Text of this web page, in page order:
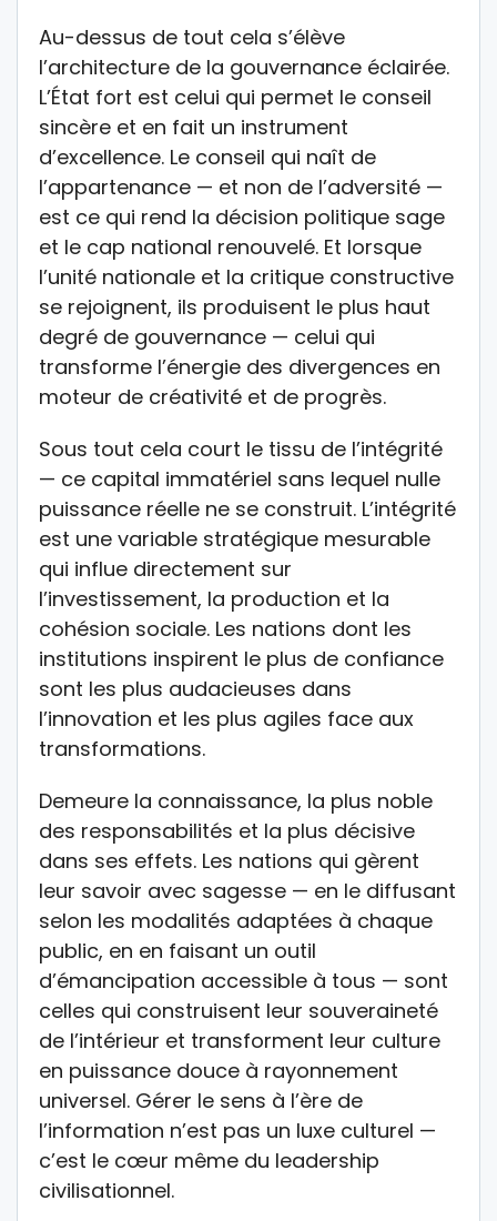
Au-dessus de tout cela s’élève
l’architecture de la gouvernance éclairée.
L’État fort est celui qui permet le conseil
sincère et en fait un instrument
d’excellence. Le conseil qui naît de
l’appartenance — et non de l’adversité —
est ce qui rend la décision politique sage
et le cap national renouvelé. Et lorsque
l’unité nationale et la critique constructive
se rejoignent, ils produisent le plus haut
degré de gouvernance — celui qui
transforme l’énergie des divergences en
moteur de créativité et de progrès.
Sous tout cela court le tissu de l’intégrité
— ce capital immatériel sans lequel nulle
puissance réelle ne se construit. L’intégrité
est une variable stratégique mesurable
qui influe directement sur
l’investissement, la production et la
cohésion sociale. Les nations dont les
institutions inspirent le plus de confiance
sont les plus audacieuses dans
l’innovation et les plus agiles face aux
transformations.
Demeure la connaissance, la plus noble
des responsabilités et la plus décisive
dans ses effets. Les nations qui gèrent
leur savoir avec sagesse — en le diffusant
selon les modalités adaptées à chaque
public, en en faisant un outil
d’émancipation accessible à tous — sont
celles qui construisent leur souveraineté
de l’intérieur et transforment leur culture
en puissance douce à rayonnement
universel. Gérer le sens à l’ère de
l’information n’est pas un luxe culturel —
c’est le cœur même du leadership
civilisationnel.